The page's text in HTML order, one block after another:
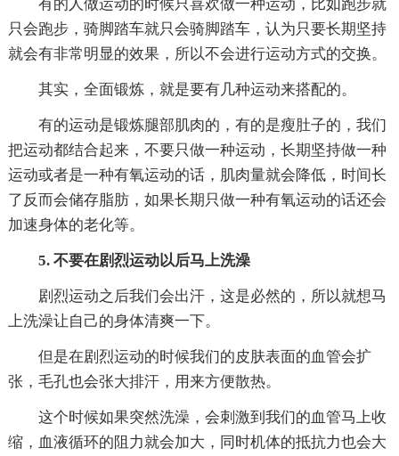
有的人做运动的时候只喜欢做一种运动，比如跑步就
只会跑步，骑脚踏车就只会骑脚踏车，认为只要长期坚持
就会有非常明显的效果，所以不会进行运动方式的交换。
其实，全面锻炼，就是要有几种运动来搭配的。
有的运动是锻炼腿部肌肉的，有的是瘦肚子的，我们
把运动都结合起来，不要只做一种运动，长期坚持做一种
运动或者是一种有氧运动的话，肌肉量就会降低，时间长
了反而会储存脂肪，如果长期只做一种有氧运动的话还会
加速身体的老化等。
5. 不要在剧烈运动以后马上洗澡
剧烈运动之后我们会出汗，这是必然的，所以就想马
上洗澡让自己的身体清爽一下。
但是在剧烈运动的时候我们的皮肤表面的血管会扩
张，毛孔也会张大排汗，用来方便散热。
这个时候如果突然洗澡，会刺激到我们的血管马上收
缩，血液循环的阻力就会加大，同时机体的抵抗力也会大